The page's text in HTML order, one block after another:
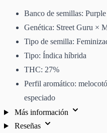
Banco de semillas:
Genética: Street Guru ×
Tipo de semilla:
Tipo: Índica híbrida
THC: 27%
Perfil aromático:
especiado
Más información
Reseñas